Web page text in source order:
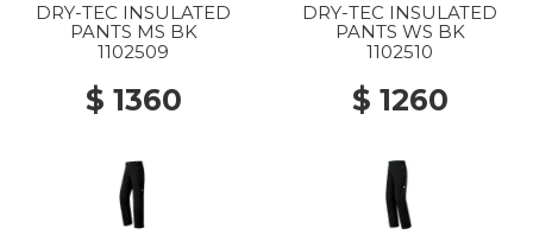
DRY-TEC INSULATED
PANTS MS BK
1102509
$ 1360
DRY-TEC INSULATED
PANTS WS BK
1102510
$ 1260